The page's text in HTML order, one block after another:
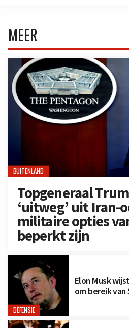
MEER
BUITENLAND
Topgeneraal
‘uitweg’ uit Iran-
militaire opties
beperkt zijn
DEFENSIE
Elon Musk
om bereik